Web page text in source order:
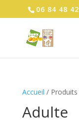
06 84 48
Accueil / Produits
Adulte